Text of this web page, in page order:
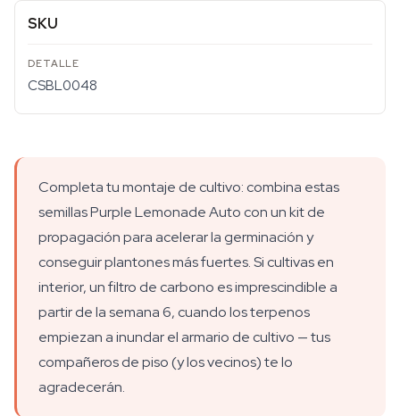
SKU
CSBL0048
Completa tu montaje de cultivo: combina estas
semillas Purple Lemonade Auto con un kit de
propagación para acelerar la germinación y
conseguir plantones más fuertes. Si cultivas en
interior, un filtro de carbono es imprescindible a
partir de la semana 6, cuando los terpenos
empiezan a inundar el armario de cultivo — tus
compañeros de piso (y los vecinos) te lo
agradecerán.